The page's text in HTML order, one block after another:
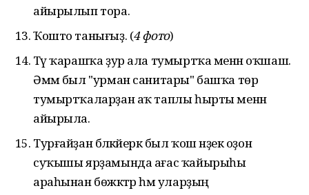
айырылып тора.
Ҡошто танығыҙ. (4 фото)
Тәү ҡарашҡа ҙур ала тумыртҡа менән оҡшаш.
Әммә был "урман санитары" башҡа төр
тумыртҡаларҙан аҡ таплы һырты менән
айырыла.
Турғайҙан бәләкәйерәк был ҡош нәҙек оҙон
суҡышы ярҙамында ағас ҡайырыһы
араһынан бөжәктәр һәм уларҙың